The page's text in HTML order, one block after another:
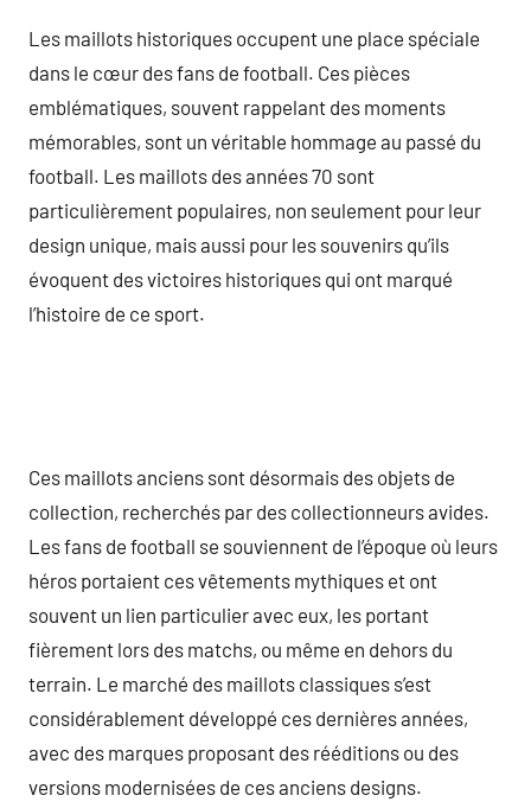
Les maillots historiques occupent une place spéciale
dans le cœur des fans de football. Ces pièces
emblématiques, souvent rappelant des moments
mémorables, sont un véritable hommage au passé du
football. Les maillots des années 70 sont
particulièrement populaires, non seulement pour leur
design unique, mais aussi pour les souvenirs qu’ils
évoquent des victoires historiques qui ont marqué
l’histoire de ce sport.
Ces maillots anciens sont désormais des objets de
collection, recherchés par des collectionneurs avides.
Les fans de football se souviennent de l’époque où leurs
héros portaient ces vêtements mythiques et ont
souvent un lien particulier avec eux, les portant
fièrement lors des matchs, ou même en dehors du
terrain. Le marché des maillots classiques s’est
considérablement développé ces dernières années,
avec des marques proposant des rééditions ou des
versions modernisées de ces anciens designs.